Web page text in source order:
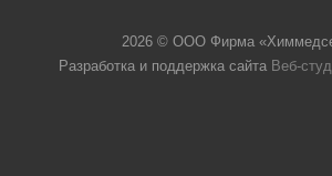
2026 © ООО Фирма
Разработка и поддержка сайта Веб-